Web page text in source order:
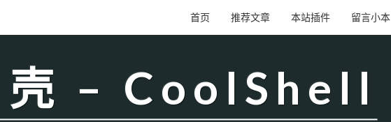
首页 推荐文章 本站插件 留言小本
壳 – CoolShell